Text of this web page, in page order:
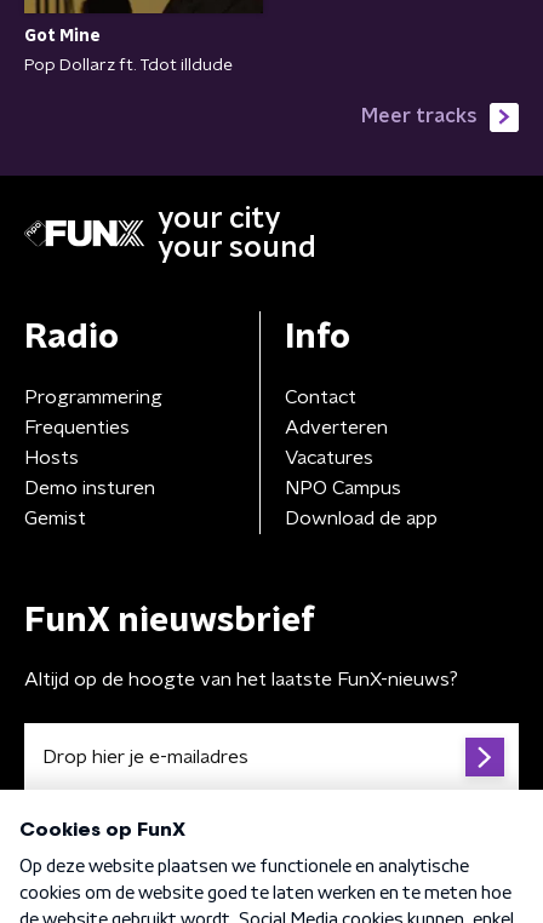
Got Mine
Pop Dollarz ft. Tdot illdude
Meer tracks
your city
your sound
Radio
Programmering
Frequenties
Hosts
Demo insturen
Gemist
Info
Contact
Adverteren
Vacatures
NPO Campus
Download de app
FunX nieuwsbrief
Altijd op de hoogte van het laatste FunX-nieuws?